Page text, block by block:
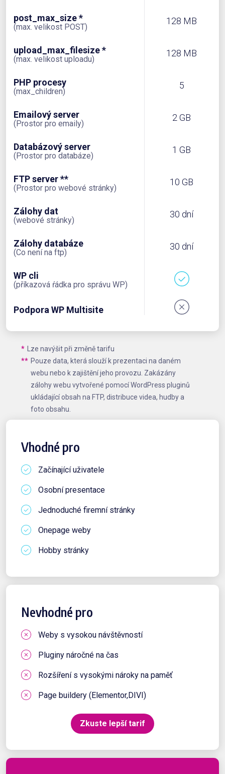
post_max_size *
(max. velikost POST)
128 MB
upload_max_filesize *
(max. velikost uploadu)
128 MB
PHP procesy
(max_children)
5
Emailový server
(Prostor pro emaily)
2 GB
Databázový server
(Prostor pro databáze)
1 GB
FTP server **
(Prostor pro webové stránky)
10 GB
Zálohy dat
(webové stránky)
30 dní
Zálohy databáze
(Co není na ftp)
30 dní
WP cli
(příkazová ŕádka pro správu WP)
Podpora WP Multisite
Vhodné pro
Začínající uživatele
Osobní presentace
Jednoduché firemní stránky
Onepage weby
Hobby stránky
Nevhodné pro
Weby s vysokou návštěvností
Pluginy náročné na čas
Rozšíření s vysokými nároky na paměť
Page buildery (Elementor,DIVI)
Zkuste lepší tarif
*
Lze navýšit při změně tarifu
** Pouze data, která slouží k prezentaci na daném
webu nebo k zajištění jeho provozu. Zakázány
zálohy webu vytvořené pomocí WordPress pluginů
ukládající obsah na FTP, distribuce videa, hudby a
foto obsahu.